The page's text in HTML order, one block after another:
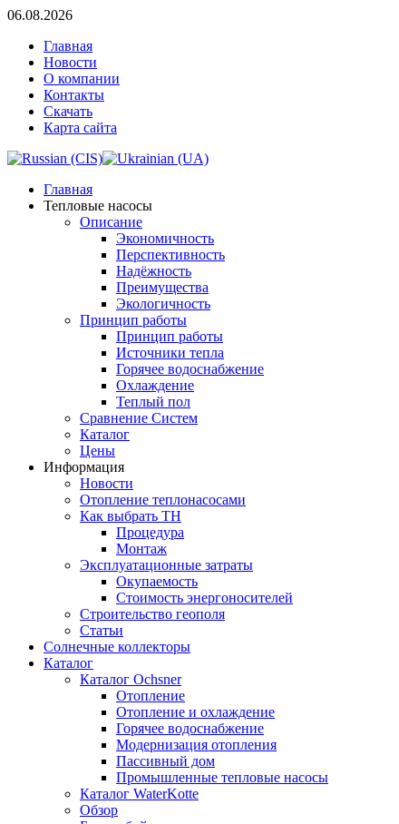
06.08.2026
Главная
Новости
О компании
Контакты
Скачать
Карта сайта
Главная
Тепловые насосы
Описание
Экономичность
Перспективность
Надёжность
Преимущества
Экологичность
Принцип работы
Принцип работы
Источники тепла
Горячее водоснабжение
Охлаждение
Теплый пол
Сравнение Систем
Каталог
Цены
Информация
Новости
Отопление теплонасосами
Как выбрать ТН
Процедура
Монтаж
Эксплуатационные затраты
Окупаемость
Cтоимость энергоносителей
Cтроительство геополя
Статьи
Солнечные коллекторы
Каталог
Каталог Ochsner
Отопление
Отопление и охлаждение
Горячее водоснабжение
Модернизация отопления
Пассивный дом
Промышленные тепловые насосы
Каталог WaterKotte
Обзор